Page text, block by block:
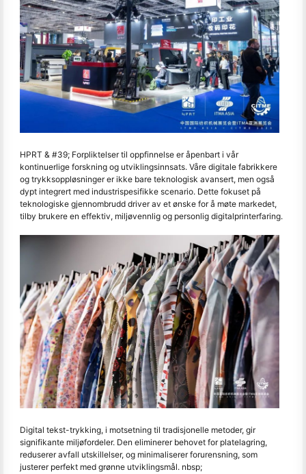
HPRT & #39; Forpliktelser til oppfinnelse er åpenbart i vår
kontinuerlige forskning og utviklingsinnsats. Våre digitale fabrikkere
og trykksoppløsninger er ikke bare teknologisk avansert, men også
dypt integrert med industrispesifikke scenario. Dette fokuset på
teknologiske gjennombrudd driver av et ønske for å møte markedet,
tilby brukere en effektiv, miljøvennlig og personlig digitalprinterfaring.
Digital tekst-trykking, i motsetning til tradisjonelle metoder, gir
signifikante miljøfordeler. Den eliminerer behovet for platelagring,
reduserer avfall utskillelser, og minimaliserer forurensning, som
justerer perfekt med grønne utviklingsmål. nbsp;